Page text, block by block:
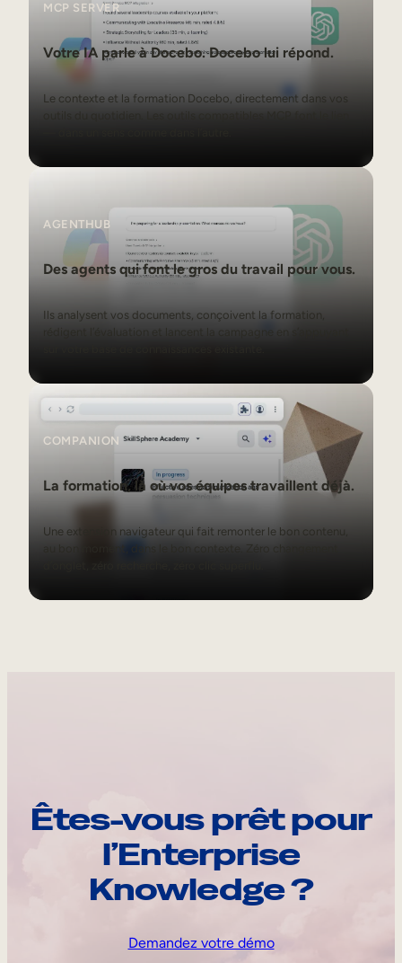
MCP SERVER
Votre IA parle à Docebo. Docebo lui répond.
Le contexte et la formation Docebo, directement dans vos
AGENTHUB
Des agents qui font le gros du travail pour vous.
Ils analysent vos documents, conçoivent la formation,
rédigent l’évaluation et lancent la campagne en s’appuyant
Companion
COMPANION
La formation, là où vos équipes travaillent déjà.
Une extension navigateur qui fait remonter le bon contenu,
au bon moment, dans le bon contexte. Zéro changement
Êtes-vous prêt pour
l’Enterprise
Knowledge ?
Demandez votre démo